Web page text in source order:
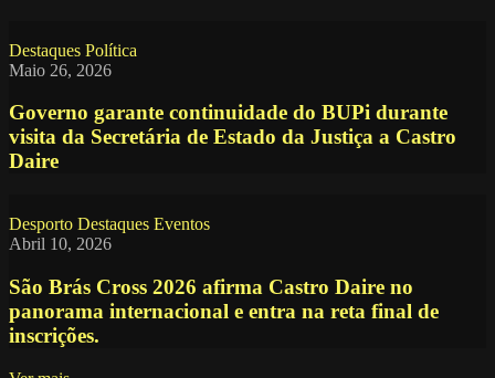
Destaques Política
Maio 26, 2026
Governo garante continuidade do BUPi durante
visita da Secretária de Estado da Justiça a Castro
Daire
Desporto Destaques Eventos
Abril 10, 2026
São Brás Cross 2026 afirma Castro Daire no
panorama internacional e entra na reta final de
inscrições.